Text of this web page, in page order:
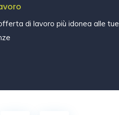
di lavoro più idonea alle tue